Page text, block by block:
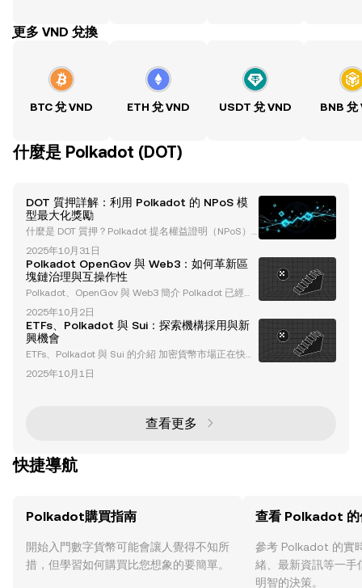
ִִִִִִִִִִִִִִִִִִִִִִִִִִִִִִִִִִִִִִִִִִִִִִִִ更多 VND 兌換
BTC 兌 VND ETH 兌 VND USDT 兌 VND BNB 兌
什麼是 Polkadot (DOT)
DOT 質押詳解：利用 Polkadot 的 NPoS 模
型最大化獎勵
什麼是 DOT 質押？Polkadot 提名權益證明（NPoS）
模型概述 DOT 質押是將 Polkadot 的原生加密貨幣 DO
T 鎖定起來，以支持網絡運行並獲取獎勵的過程。Polk
adot 採用 提名權益證明（NPoS） 機制，允許參與者
運行自己的驗證節點或提名可信的驗證者。此模型旨在
增強去中心化和可及性，使用戶無需具備廣泛的技術專
業知識即可為網絡做出貢獻。 與傳統的權益證明（Po
S）系統不同
2025年10月31日
Polkadot OpenGov 與 Web3：如何革新區
塊鏈治理與互操作性
Polkadot、OpenGov 與 Web3 簡介 Polkadot 已經確
立了自己作為革命性 Layer-0 區塊鏈的地位，解決了區
塊鏈生態系統中的關鍵挑戰，例如擴展性、互操作性和
治理。憑藉其尖端的架構和以社群為主導的治理模式 O
penGov，Polkadot 正在塑造 Web3 的未來。本文將
深入探討 Polkadot 的獨特功能、升級以及其在區塊鏈
技術和治理中的變革性角色。 理解 Polk
2025年10月2日
ETFs、Polkadot 與 Sui：探索機構採用與新
興機會
ETFs、Polkadot 與 Sui 的介紹 加密貨幣市場正在快速
轉型，其中交易所交易基金（ETFs）成為機構採用的
關鍵推動力。Polkadot 和 Sui 是兩個創新的區塊鏈平
中的角色，以及它們對市場的更廣泛影響。 什麼是加
密貨幣 ETFs？為什麼它們重要？ 加密貨幣 ETFs
2025年10月1日
查看更多
快捷導航
Polkadot購買指南
開始入門數字貨幣可能會讓人覺得不知所
措，但學習如何購買比您想象的要簡單。
查看 Polkadot 的
參考 Polkadot 的實
緒、最新資訊等一手
明智的決策。